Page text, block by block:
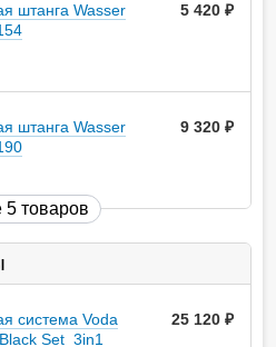
штанга Wasser
5 420
штанга Wasser
9 320
товаров
система Voda
Set_3in1
25 120